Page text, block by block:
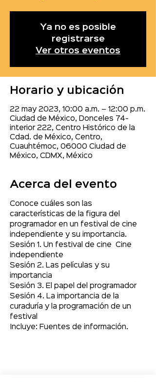
Ya no es posible
registrarse
Ver otros eventos
Horario y ubicación
22 may 2023, 10:00 a.m. – 12:00 p.m.
Ciudad de México, Donceles 74-
interior 222, Centro Histórico de la
Cdad. de México, Centro,
Cuauhtémoc, 06000 Ciudad de
México, CDMX, México
Acerca del evento
Conoce cuáles son las
características de la figura del
programador en un festival de cine
independiente y su importancia.
Sesión 1. Un festival de cine  Cine
independiente
Sesión 2. Las películas y su
importancia
Sesión 3. El papel del programador
Sesión 4. La importancia de la
curaduría y la programación de un
festival
Incluye: Fuentes de información.